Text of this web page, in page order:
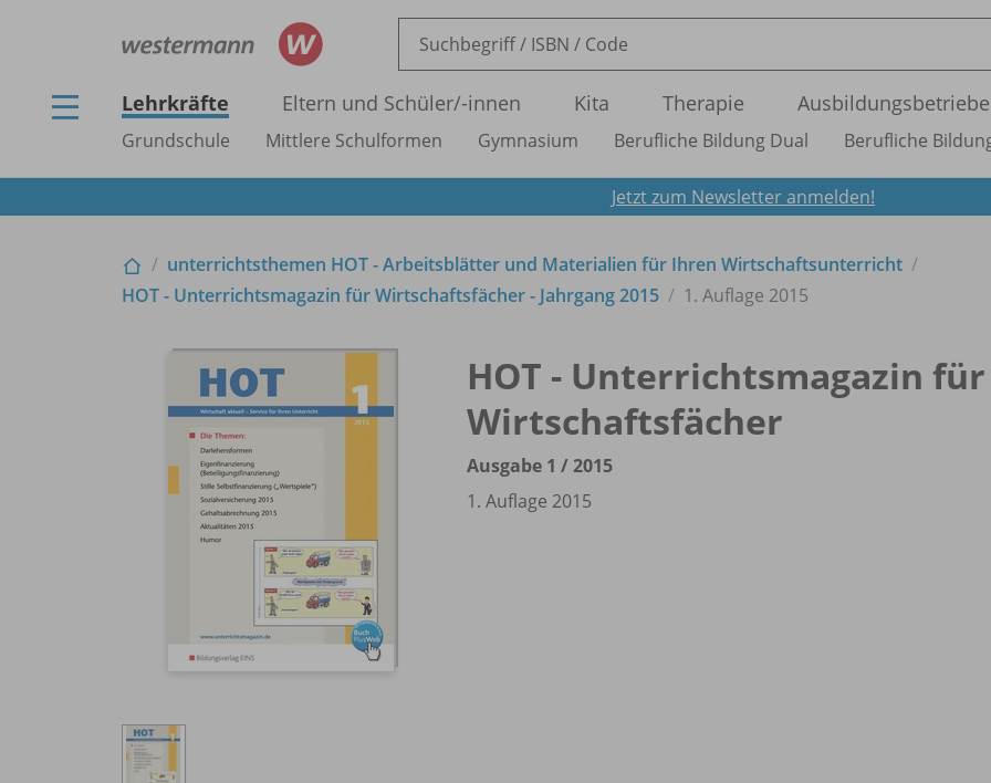
Lehrkräfte Eltern und Schüler/-innen Kita Therapie Ausbildungsbetriebe
Grundschule Mittlere Schulformen Gymnasium Berufliche Bildung Dual Berufliche
Jetzt zum Newsletter anmelden!
unterrichtsthemen HOT - Arbeitsblätter und Materialien für Ihren Wirtschaftsunterricht
HOT - Unterrichtsmagazin für Wirtschaftsfächer - Jahrgang 2015
1. Auflage 2015
HOT - Unterrichtsmagazin für
Wirtschaftsfächer
Ausgabe 1 /2015
1. Auflage 2015